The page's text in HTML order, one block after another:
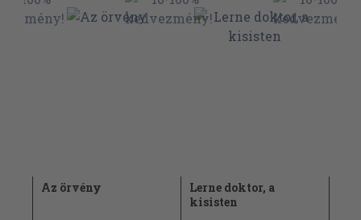
Az örvény
Lerne doktor, a
kisisten